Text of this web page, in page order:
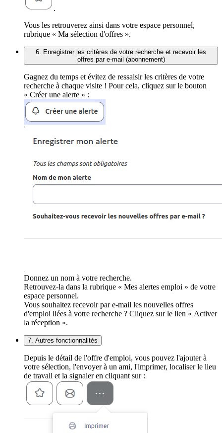
.
Vous les retrouverez ainsi dans votre espace personnel,
rubrique « Ma sélection d'offres ».
6. Enregistrer les critères de votre recherche et recevoir les
offres par e-mail (abonnement)
Gagnez du temps et évitez de ressaisir les critères de votre
recherche à chaque visite ! Pour cela, cliquez sur le bouton
« Créer une alerte » :
Donnez un nom à votre recherche.
Retrouvez-la dans la rubrique « Mes alertes emploi » de votre
espace personnel.
Vous souhaitez recevoir par e-mail les nouvelles offres
d'emploi liées à votre recherche ? Cliquez sur le lien « Activer
la réception ».
7. Autres fonctionnalités
Depuis le détail de l'offre d'emploi, vous pouvez l'ajouter à
votre sélection, l'envoyer à un ami, l'imprimer, localiser le lieu
de travail et la signaler en cliquant sur :